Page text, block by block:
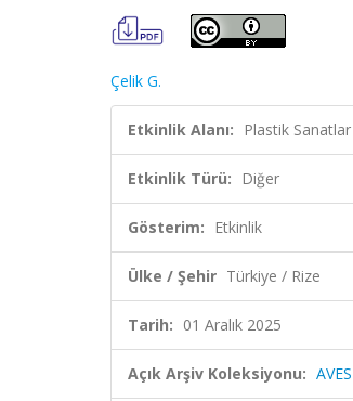
Çelik G.
Etkinlik Alanı: Plastik Sanatlar
Etkinlik Türü: Diğer
Gösterim: Etkinlik
Ülke / Şehir Türkiye / Rize
Tarih: 01 Aralık 2025
Açık Arşiv Koleksiyonu: